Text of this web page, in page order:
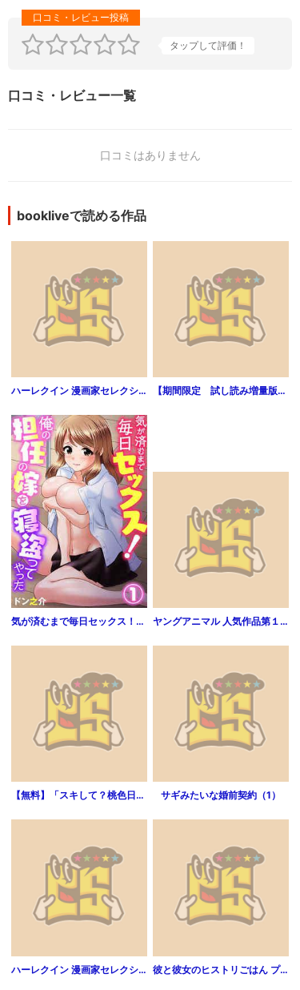
タップして評価！
口コミ・レビュー一覧
口コミはありません
bookliveで読める作品
ハーレクイン 漫画家セレクション vol.38 【期間限定 試し読み増量版】カンテラ
気が済むまで毎日セックス！俺の担任の嫁を寝盗ってやった1 ヤングアニマル 人気作品第１話お試し読み 2015
【無料】「スキして？桃色日記」特別編集版 vol．14 サギみたいな婚前契約（1）
ハーレクイン 漫画家セレクション vol.205 彼と彼女のヒストリごはん プチキス 1巻